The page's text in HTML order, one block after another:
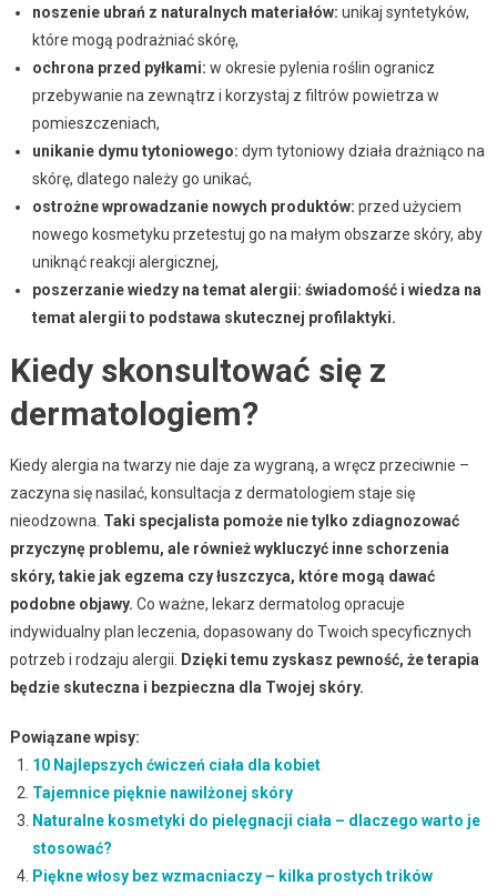
noszenie ubrań z naturalnych materiałów: unikaj syntetyków,
które mogą podrażniać skórę,
ochrona przed pyłkami: w okresie pylenia roślin ogranicz
przebywanie na zewnątrz i korzystaj z filtrów powietrza w
pomieszczeniach,
unikanie dymu tytoniowego: dym tytoniowy działa drażniąco na
skórę, dlatego należy go unikać,
ostrożne wprowadzanie nowych produktów: przed użyciem
nowego kosmetyku przetestuj go na małym obszarze skóry, aby
uniknąć reakcji alergicznej,
poszerzanie wiedzy na temat alergii: świadomość i wiedza na
temat alergii to podstawa skutecznej profilaktyki.
Kiedy skonsultować się z
dermatologiem?
Kiedy alergia na twarzy nie daje za wygraną, a wręcz przeciwnie –
zaczyna się nasilać, konsultacja z dermatologiem staje się
nieodzowna. Taki specjalista pomoże nie tylko zdiagnozować
przyczynę problemu, ale również wykluczyć inne schorzenia
skóry, takie jak egzema czy łuszczyca, które mogą dawać
podobne objawy. Co ważne, lekarz dermatolog opracuje
indywidualny plan leczenia, dopasowany do Twoich specyficznych
potrzeb i rodzaju alergii.
Dzięki temu zyskasz pewność, że terapia
będzie skuteczna i bezpieczna dla Twojej skóry.
Powiązane wpisy:
10 Najlepszych ćwiczeń ciała dla kobiet
Tajemnice pięknie nawilżonej skóry
Naturalne kosmetyki do pielęgnacji ciała – dlaczego warto je
stosować?
Piękne włosy bez wzmacniaczy – kilka prostych trików